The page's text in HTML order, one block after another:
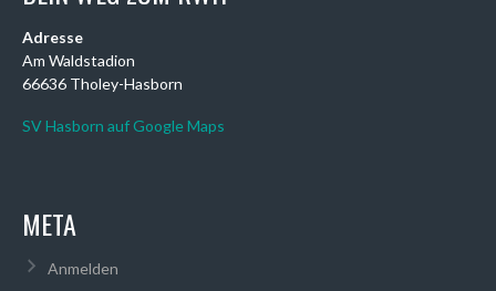
Adresse
Am Waldstadion
66636 Tholey-Hasborn
SV Hasborn auf Google Maps
META
Anmelden